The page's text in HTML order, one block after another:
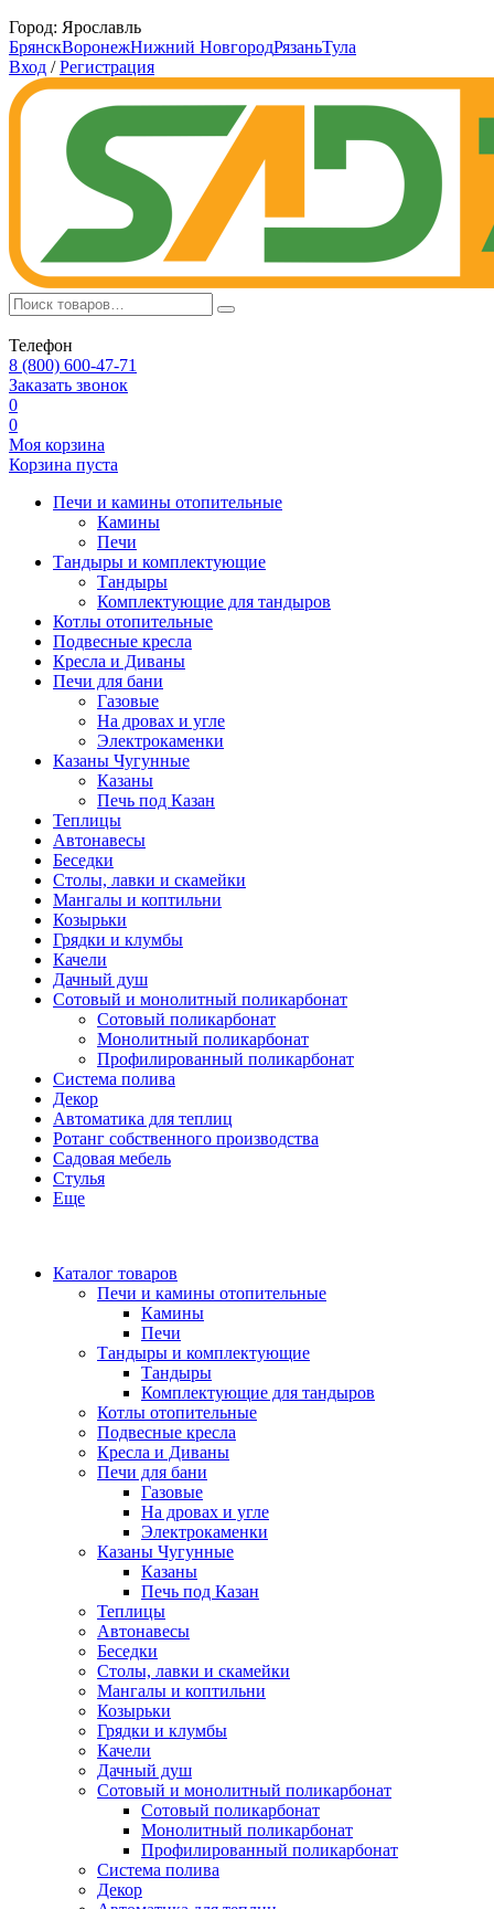
Город: Ярославль
БрянскВоронежНижний НовгородРязаньТула
Вход / Регистрация
Телефон
8 (800) 600-47-71
Заказать звонок
0
0
Моя корзина
Корзина пуста
Печи и камины отопительные
Камины
Печи
Тандыры и комплектующие
Тандыры
Комплектующие для тандыров
Котлы отопительные
Подвесные кресла
Кресла и Диваны
Печи для бани
Газовые
На дровах и угле
Электрокаменки
Казаны Чугунные
Казаны
Печь под Казан
Теплицы
Автонавесы
Беседки
Столы, лавки и скамейки
Мангалы и коптильни
Козырьки
Грядки и клумбы
Качели
Дачный душ
Сотовый и монолитный поликарбонат
Сотовый поликарбонат
Монолитный поликарбонат
Профилированный поликарбонат
Система полива
Декор
Автоматика для теплиц
Ротанг собственного производства
Садовая мебель
Стулья
Еще
Каталог товаров
Печи и камины отопительные
Камины
Печи
Тандыры и комплектующие
Тандыры
Комплектующие для тандыров
Котлы отопительные
Подвесные кресла
Кресла и Диваны
Печи для бани
Газовые
На дровах и угле
Электрокаменки
Казаны Чугунные
Казаны
Печь под Казан
Теплицы
Автонавесы
Беседки
Столы, лавки и скамейки
Мангалы и коптильни
Козырьки
Грядки и клумбы
Качели
Дачный душ
Сотовый и монолитный поликарбонат
Сотовый поликарбонат
Монолитный поликарбонат
Профилированный поликарбонат
Система полива
Декор